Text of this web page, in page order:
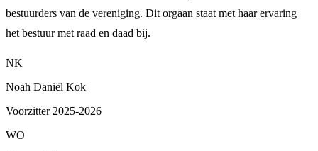
bestuurders van de vereniging. Dit orgaan staat met haar ervaring
het bestuur met raad en daad bij.
NK
Noah Daniël Kok
Voorzitter 2025-2026
WO